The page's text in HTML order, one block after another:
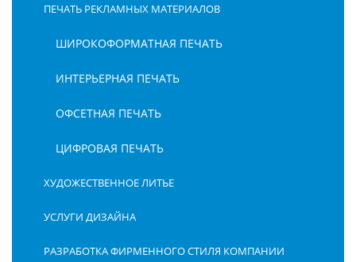
ПЕЧАТЬ РЕКЛАМНЫХ МАТЕРИАЛОВ
ШИРОКОФОРМАТНАЯ ПЕЧАТЬ
ИНТЕРЬЕРНАЯ ПЕЧАТЬ
ОФСЕТНАЯ ПЕЧАТЬ
ЦИФРОВАЯ ПЕЧАТЬ
ХУДОЖЕСТВЕННОЕ ЛИТЬЕ
УСЛУГИ ДИЗАЙНА
РАЗРАБОТКА ФИРМЕННОГО СТИЛЯ КОМПАНИИ